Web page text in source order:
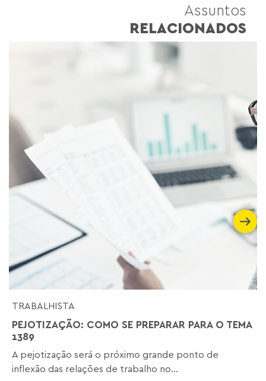
Assuntos
RELACIONADOS
TRABALHISTA
PEJOTIZAÇÃO: COMO SE PREPARAR PARA O TEMA
1389
A pejotização será o próximo grande ponto de
inflexão das relações de trabalho no...